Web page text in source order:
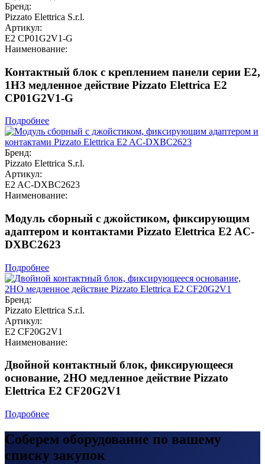
Бренд:
Pizzato Elettrica S.r.l.
Артикул:
E2 CP01G2V1-G
Наименование:
Контактный блок с креплением панели серии E2,
1НЗ медленное действие Pizzato Elettrica E2
CP01G2V1-G
Подробнее
Бренд:
Pizzato Elettrica S.r.l.
Артикул:
E2 AC-DXBC2623
Наименование:
Модуль сборный с джойстиком, фиксирующим
адаптером и контактами Pizzato Elettrica E2 AC-
DXBC2623
Подробнее
Бренд:
Pizzato Elettrica S.r.l.
Артикул:
E2 CF20G2V1
Наименование:
Двойной контактный блок, фиксирующееся
основание, 2НО медленное действие Pizzato
Elettrica E2 CF20G2V1
Подробнее
Соберем оборудование по вашему
списку закупок